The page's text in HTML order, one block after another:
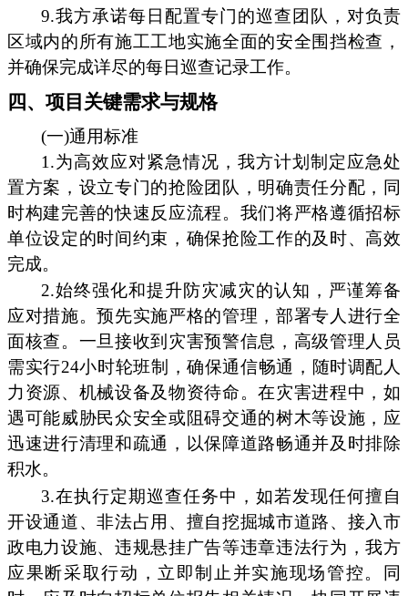
9.我方承诺每日配置专门的巡查团队，对负责
区域内的所有施工工地实施全面的安全围挡检查，
并确保完成详尽的每日巡查记录工作。
四、项目关键需求与规格
(一)通用标准
1.为高效应对紧急情况，我方计划制定应急处
置方案，设立专门的抢险团队，明确责任分配，同
时构建完善的快速反应流程。我们将严格遵循招标
单位设定的时间约束，确保抢险工作的及时、高效
完成。
2.始终强化和提升防灾减灾的认知，严谨筹备
应对措施。预先实施严格的管理，部署专人进行全
面核查。一旦接收到灾害预警信息，高级管理人员
需实行24小时轮班制，确保通信畅通，随时调配人
力资源、机械设备及物资待命。在灾害进程中，如
遇可能威胁民众安全或阻碍交通的树木等设施，应
迅速进行清理和疏通，以保障道路畅通并及时排除
积水。
3.在执行定期巡查任务中，如若发现任何擅自
开设通道、非法占用、擅自挖掘城市道路、接入市
政电力设施、违规悬挂广告等违章违法行为，我方
应果断采取行动，立即制止并实施现场管控。同